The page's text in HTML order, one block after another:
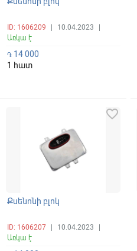
ID: 1606209 10.04.2023
Առկա է
֏ 14 000
1 հատ
Քսենոնի բլոկ
ID: 1606207 10.04.2023
Առկա է
favorite_border